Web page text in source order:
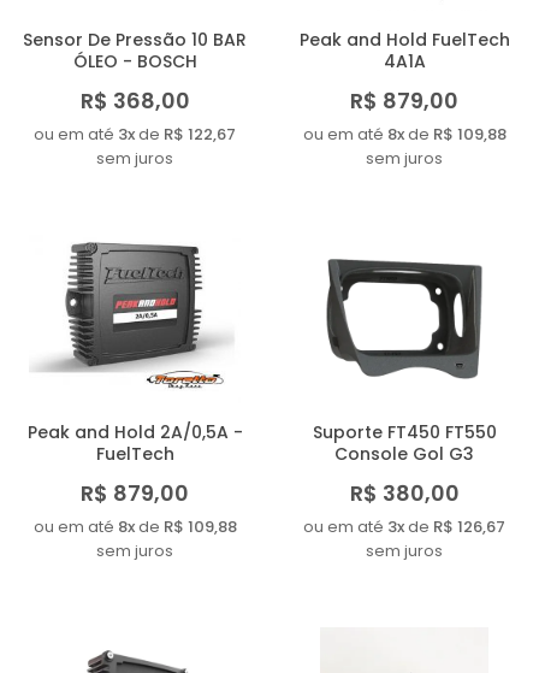
Sensor De Pressão 10 BAR
ÓLEO - BOSCH
R$ 368,00
ou em até 3xde R$ 122,67
sem juros
Peak and Hold FuelTech
4A1A
R$ 879,00
ou em até 8xde R$ 109,88
sem juros
Peak and Hold 2A/0,5A -
FuelTech
R$ 879,00
ou em até 8xde R$ 109,88
sem juros
Suporte FT450 FT550
Console Gol G3
R$ 380,00
ou em até 3xde R$ 126,67
sem juros